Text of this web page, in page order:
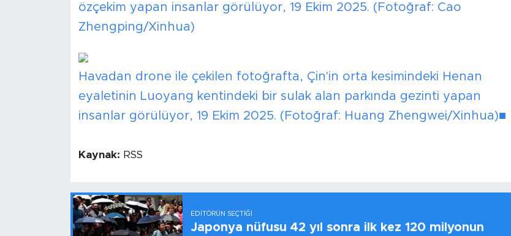
özçekim yapan insanlar görülüyor, 19 Ekim 2025. (Fotoğraf: Cao
Zhengping/Xinhua)
Havadan drone ile çekilen fotoğrafta, Çin'in orta kesimindeki Henan
eyaletinin Luoyang kentindeki bir sulak alan parkında gezinti yapan
insanlar görülüyor, 19 Ekim 2025. (Fotoğraf: Huang Zhengwei/Xinhua)■
Kaynak: RSS
EDITÖRÜN SEÇTIĞI
Japonya nüfusu 42 yıl sonra ilk kez 120 milyonun